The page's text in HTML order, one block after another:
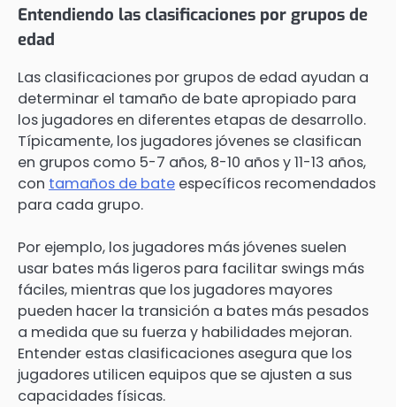
Entendiendo las clasificaciones por grupos de
edad
Las clasificaciones por grupos de edad ayudan a
determinar el tamaño de bate apropiado para
los jugadores en diferentes etapas de desarrollo.
Típicamente, los jugadores jóvenes se clasifican
en grupos como 5-7 años, 8-10 años y 11-13 años,
con tamaños de bate específicos recomendados
para cada grupo.
Por ejemplo, los jugadores más jóvenes suelen
usar bates más ligeros para facilitar swings más
fáciles, mientras que los jugadores mayores
pueden hacer la transición a bates más pesados
a medida que su fuerza y habilidades mejoran.
Entender estas clasificaciones asegura que los
jugadores utilicen equipos que se ajusten a sus
capacidades físicas.